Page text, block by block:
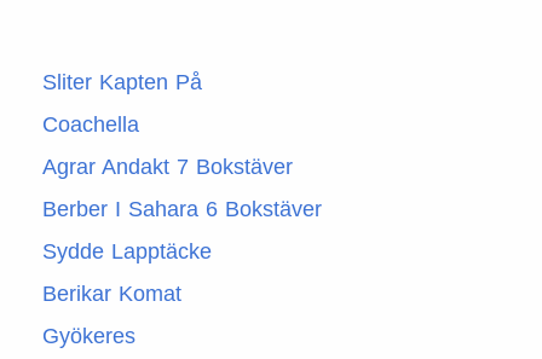
Sliter Kapten På
Coachella
Agrar Andakt 7 Bokstäver
Berber I Sahara 6 Bokstäver
Sydde Lapptäcke
Berikar Komat
Gyökeres